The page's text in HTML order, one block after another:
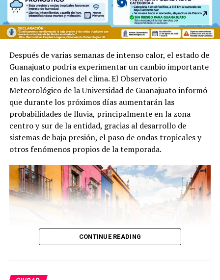
Después de varias semanas de intenso calor, el estado de
Guanajuato podría experimentar un cambio importante
en las condiciones del clima. El Observatorio
Meteorológico de la Universidad de Guanajuato informó
que durante los próximos días aumentarán las
probabilidades de lluvia, principalmente en la zona
centro y sur de la entidad, gracias al desarrollo de
sistemas de baja presión, el paso de ondas tropicales y
otros fenómenos propios de la temporada.
CONTINUE READING